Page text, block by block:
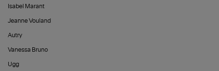
Isabel Marant
Jeanne Vouland
Autry
Vanessa Bruno
Ugg